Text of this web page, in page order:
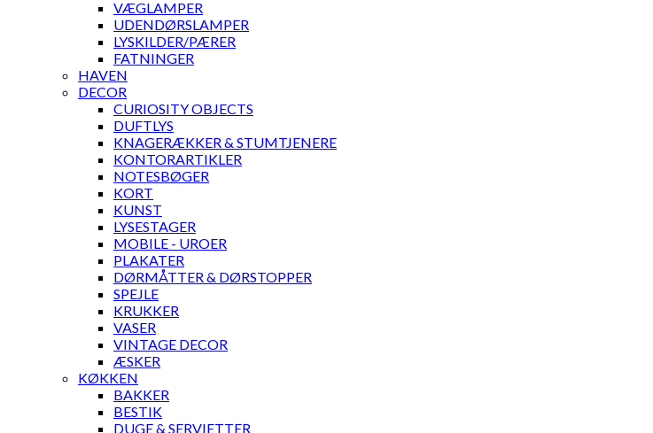
VÆGLAMPER
UDENDØRSLAMPER
LYSKILDER/PÆRER
FATNINGER
HAVEN
DECOR
CURIOSITY OBJECTS
DUFTLYS
KNAGERÆKKER & STUMTJENERE
KONTORARTIKLER
NOTESBØGER
KORT
KUNST
LYSESTAGER
MOBILE - UROER
PLAKATER
DØRMÅTTER & DØRSTOPPER
SPEJLE
KRUKKER
VASER
VINTAGE DECOR
ÆSKER
KØKKEN
BAKKER
BESTIK
DUGE & SERVIETTER